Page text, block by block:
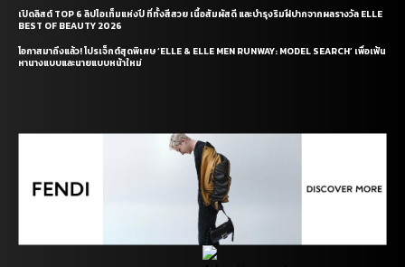
เปิดลิสต์ TOP 6 ลิปไอเท็มแห่งปี ที่ทั้งสีสวย เนื้อสัมผัสดี และบำรุงริมฝีปากจากผลรางวัล ELLE
BEST OF BEAUTY 2026
โอกาสมาถึงแล้ว! โปรเจ็กต์สุดพิเศษ ‘ELLE & ELLE MEN RUNWAY: MODEL SEARCH’ เพื่อเฟ้น
หานางแบบและนายแบบหน้าใหม่